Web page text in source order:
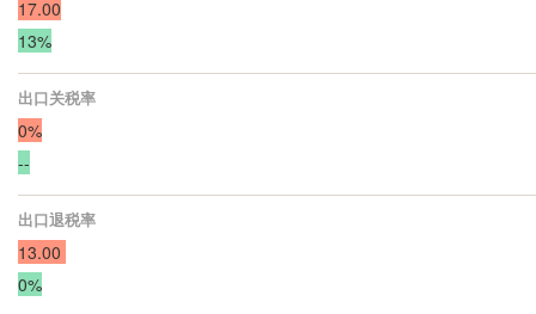
17.00
13%
出口关税率
0%
--
出口退税率
13.00
0%